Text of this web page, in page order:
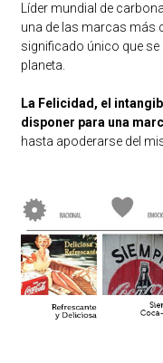
Líder mundial de
una de las marcas más
significado único que se
planeta.
La Felicidad, el
disponer para una
hasta apoderarse del